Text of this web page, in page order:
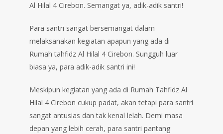
Al Hilal 4 Cirebon. Semangat ya, adik-adik santri!
Para santri sangat bersemangat dalam
melaksanakan kegiatan apapun yang ada di
Rumah tahfidz Al Hilal 4 Cirebon. Sungguh luar
biasa ya, para adik-adik santri ini!
Meskipun kegiatan yang ada di Rumah Tahfidz Al
Hilal 4 Cirebon cukup padat, akan tetapi para santri
sangat antusias dan tak kenal lelah. Demi masa
depan yang lebih cerah, para santri pantang